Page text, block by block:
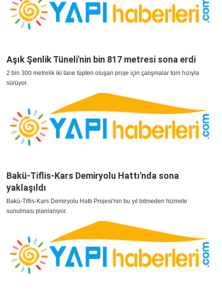
Aşık Şenlik Tüneli'nin bin 817 metresi sona erdi
2 bin 300 metrelik iki tane tüpten oluşan proje için çalışmalar tüm hızıyla
sürüyor.
Bakü-Tiflis-Kars Demiryolu Hattı'nda sona
yaklaşıldı
Bakü-Tiflis-Kars Demiryolu Hattı Projesi'nin bu yıl bitmeden hizmete
sunulması planlanıyor.